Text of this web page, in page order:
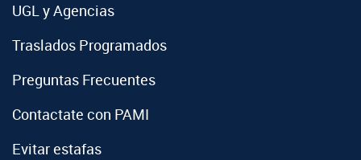
UGL y Agencias
Traslados Programados
Preguntas Frecuentes
Contactate con PAMI
Evitar estafas